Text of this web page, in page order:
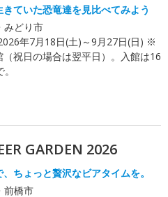
ていた恐竜達を見比べてみよう
みどり市
年7月18日(土)～9月27日(日) ※
（祝日の場合は翌平日）。入館は16
GARDEN 2026
ちょっと贅沢なビアタイムを。
前橋市